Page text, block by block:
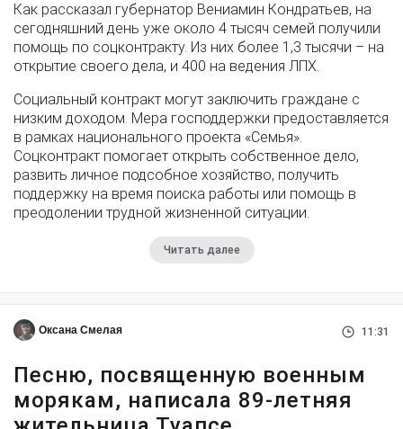
Как рассказал губернатор Вениамин Кондратьев, на
сегодняшний день уже около 4 тысяч семей получили
помощь по соцконтракту. Из них более 1,3 тысячи – на
открытие своего дела, и 400 на ведения ЛПХ.
Социальный контракт могут заключить граждане с
низким доходом. Мера господдержки предоставляется
в рамках национального проекта «Семья».
Соцконтракт помогает открыть собственное дело,
развить личное подсобное хозяйство, получить
поддержку на время поиска работы или помощь в
преодолении трудной жизненной ситуации.
Читать далее
Оксана Смелая 11:31
Песню, посвященную военным
морякам, написала 89-летняя